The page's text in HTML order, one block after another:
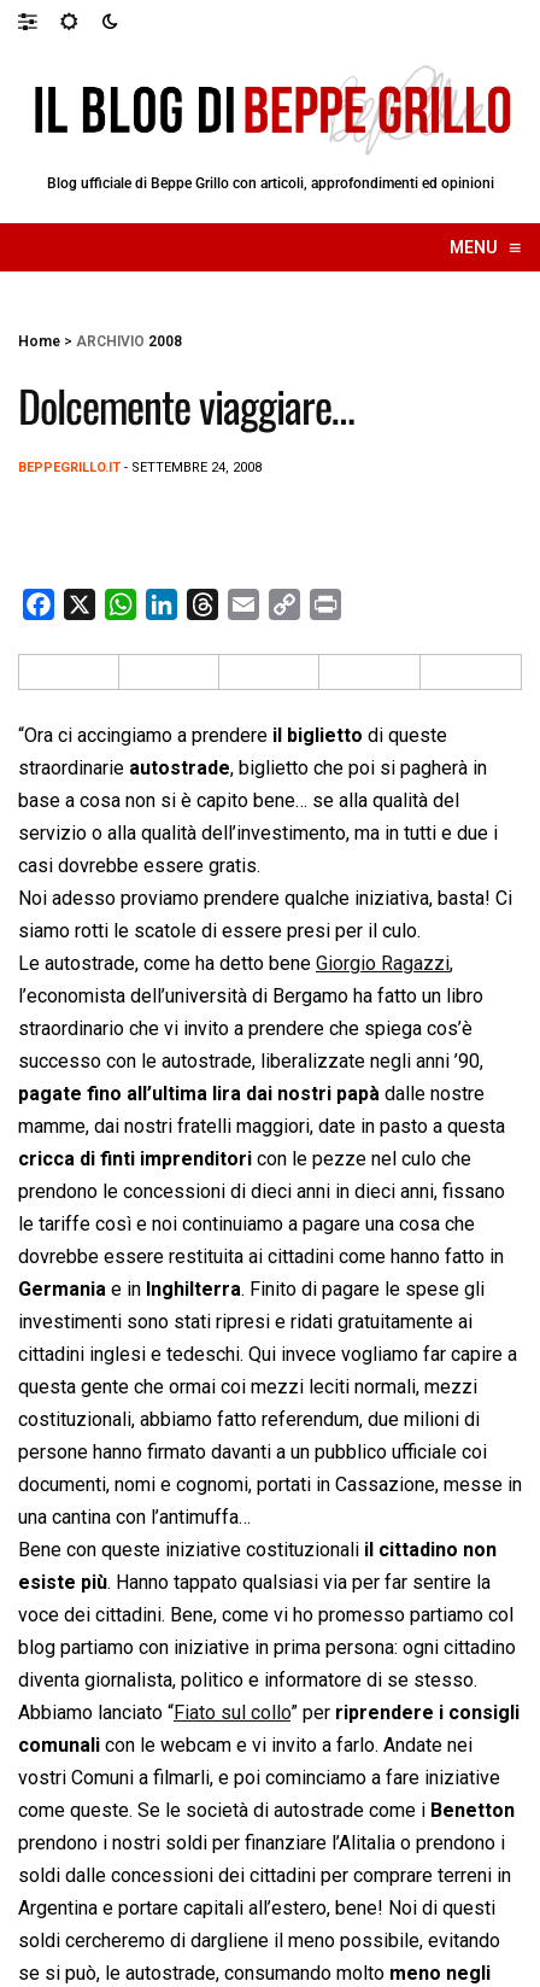
Blog ufficiale di Beppe Grillo con articoli, approfondimenti ed opinioni
MENU ≡
☰
Home > ARCHIVIO 2008
Dolcemente viaggiare…
BEPPEGRILLO.IT - SETTEMBRE 24, 2008
b
o
o
k
W
s
A
p
p
e
d
I
n
a
d
s
l
L
i
k
t
“Ora ci accingiamo a prendere il biglietto di queste
straordinarie autostrade, biglietto che poi si pagherà in
base a cosa non si è capito bene… se alla qualità del
servizio o alla qualità dell’investimento, ma in tutti e due i
casi dovrebbe essere gratis.
Noi adesso proviamo prendere qualche iniziativa, basta! Ci
siamo rotti le scatole di essere presi per il culo.
Le autostrade, come ha detto bene Giorgio Ragazzi,
l’economista dell’università di Bergamo ha fatto un libro
straordinario che vi invito a prendere che spiega cos’è
successo con le autostrade, liberalizzate negli anni ’90,
pagate fino all’ultima lira dai nostri papà dalle nostre
mamme, dai nostri fratelli maggiori, date in pasto a questa
cricca di finti imprenditori con le pezze nel culo che
prendono le concessioni di dieci anni in dieci anni, fissano
le tariffe così e noi continuiamo a pagare una cosa che
dovrebbe essere restituita ai cittadini come hanno fatto in
Germania e in Inghilterra. Finito di pagare le spese gli
investimenti sono stati ripresi e ridati gratuitamente ai
cittadini inglesi e tedeschi. Qui invece vogliamo far capire a
questa gente che ormai coi mezzi leciti normali, mezzi
costituzionali, abbiamo fatto referendum, due milioni di
persone hanno firmato davanti a un pubblico ufficiale coi
documenti, nomi e cognomi, portati in Cassazione, messe in
una cantina con l’antimuffa…
Bene con queste iniziative costituzionali il cittadino non
esiste più. Hanno tappato qualsiasi via per far sentire la
voce dei cittadini. Bene, come vi ho promesso partiamo col
blog partiamo con iniziative in prima persona: ogni cittadino
diventa giornalista, politico e informatore di se stesso.
Abbiamo lanciato “Fiato sul collo” per riprendere i consigli
comunali con le webcam e vi invito a farlo. Andate nei
vostri Comuni a filmarli, e poi cominciamo a fare iniziative
come queste. Se le società di autostrade come i Benetton
prendono i nostri soldi per finanziare l’Alitalia o prendono i
soldi dalle concessioni dei cittadini per comprare terreni in
Argentina e portare capitali all’estero, bene! Noi di questi
soldi cercheremo di dargliene il meno possibile, evitando
se si può, le autostrade, consumando molto meno negli